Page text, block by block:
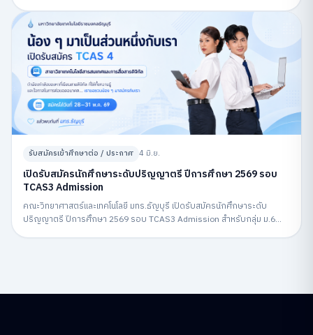
รับสมัครเข้าศึกษาต่อ / ประกาศ 4 มิ.ย.
เปิดรับสมัครนักศึกษาระดับปริญญาตรี ปีการศึกษา 2569 รอบ
TCAS3 Admission
คณะวิทยาศาสตร์และเทคโนโลยี มทร.ธัญบุรี เปิดรับสมัครนักศึกษาระดับ
ปริญญาตรี ปีการศึกษา 2569 รอบ TCAS3 Admission สำหรับกลุ่ม ม.6